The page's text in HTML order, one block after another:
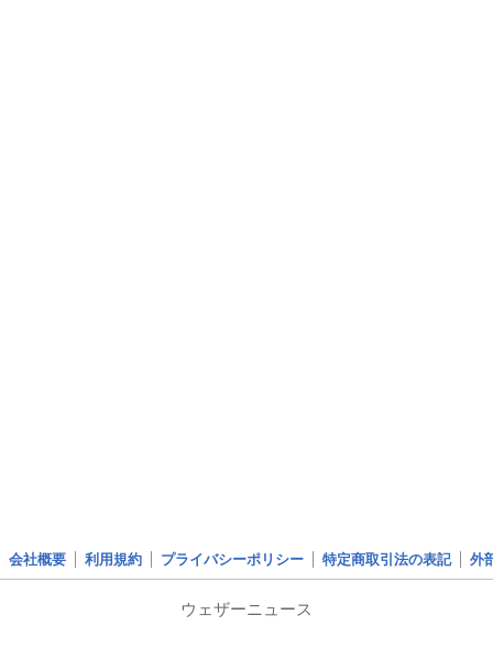
会社概要 利用規約 プライバシーポリシー 特定商取引法の表記 外
ウェザーニュース